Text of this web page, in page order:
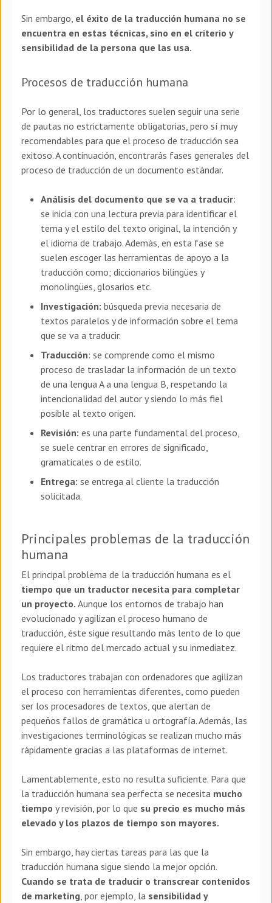
Sin embargo, el éxito de la traducción humana no se
encuentra en estas técnicas, sino en el criterio y
sensibilidad de la persona que las usa.
Procesos de traducción humana
Por lo general, los traductores suelen seguir una serie
de pautas no estrictamente obligatorias, pero sí muy
recomendables para que el proceso de traducción sea
exitoso. A continuación, encontrarás fases generales del
proceso de traducción de un documento estándar.
Análisis del documento que se va a traducir:
se inicia con una lectura previa para identificar el
tema y el estilo del texto original, la intención y
el idioma de trabajo. Además, en esta fase se
suelen escoger las herramientas de apoyo a la
traducción como; diccionarios bilingües y
monolingües, glosarios etc.
Investigación: búsqueda previa necesaria de
textos paralelos y de información sobre el tema
que se va a traducir.
Traducción: se comprende como el mismo
proceso de trasladar la información de un texto
de una lengua A a una lengua B, respetando la
intencionalidad del autor y siendo lo más fiel
posible al texto origen.
Revisión: es una parte fundamental del proceso,
se suele centrar en errores de significado,
gramaticales o de estilo.
Entrega: se entrega al cliente la traducción
solicitada.
Principales problemas de la traducción
humana
El principal problema de la traducción humana es el
tiempo que un traductor necesita para completar
un proyecto. Aunque los entornos de trabajo han
evolucionado y agilizan el proceso humano de
traducción, éste sigue resultando más lento de lo que
requiere el ritmo del mercado actual y su inmediatez.
Los traductores trabajan con ordenadores que agilizan
el proceso con herramientas diferentes, como pueden
ser los procesadores de textos, que alertan de
pequeños fallos de gramática u ortografía. Además, las
investigaciones terminológicas se realizan mucho más
rápidamente gracias a las plataformas de internet.
Lamentablemente, esto no resulta suficiente. Para que
la traducción humana sea perfecta se necesita mucho
tiempo y revisión, por lo que su precio es mucho más
elevado y los plazos de tiempo son mayores.
Sin embargo, hay ciertas tareas para las que la
traducción humana sigue siendo la mejor opción.
Cuando se trata de traducir o transcrear contenidos
de marketing , por ejemplo, la sensibilidad y